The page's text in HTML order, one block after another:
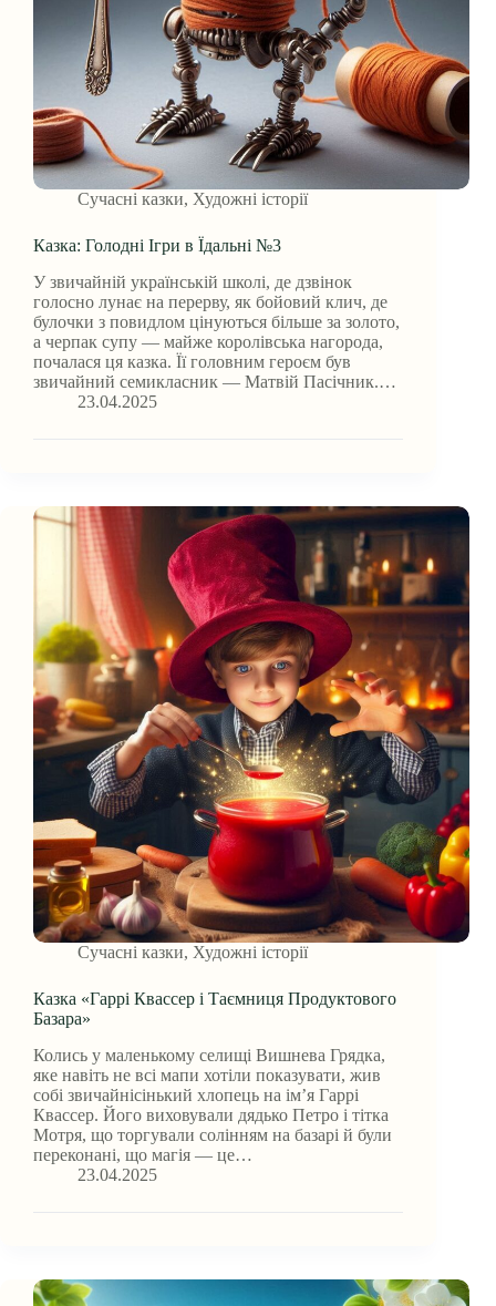
Сучасні казки, Художні історії
Казка: Голодні Ігри в Їдальні №3
У звичайній українській школі, де дзвінок
голосно лунає на перерву, як бойовий клич, де
булочки з повидлом цінуються більше за золото,
а черпак супу — майже королівська нагорода,
почалася ця казка. Її головним героєм був
звичайний семикласник — Матвій Пасічник.…
23.04.2025
Сучасні казки, Художні історії
Казка «Гаррі Квассер і Таємниця Продуктового
Базара»
Колись у маленькому селищі Вишнева Грядка,
яке навіть не всі мапи хотіли показувати, жив
собі звичайнісінький хлопець на ім’я Гаррі
Квассер. Його виховували дядько Петро і тітка
Мотря, що торгували солінням на базарі й були
переконані, що магія — це…
23.04.2025